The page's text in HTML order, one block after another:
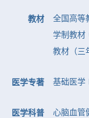
教材 全国高等
学制教材
教材（三
医学专著 基础医学
医学科普 心脑血管